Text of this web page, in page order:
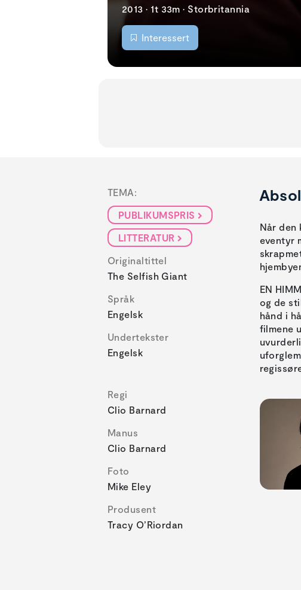
2013 • 1t 33m • Storbritannia
Interessert
TEMA:
PUBLIKUMSPRIS
LITTERATUR
Originaltittel
The Selfish Giant
Språk
Engelsk
Undertekster
Engelsk
Regi
Clio Barnard
Manus
Clio Barnard
Foto
Mike Eley
Produsent
Tracy O’Riordan
Når den
eventyr
EN
og de
hånd i
filmene